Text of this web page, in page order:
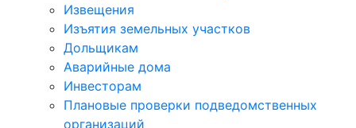
Извещения
Изъятия земельных участков
Дольщикам
Аварийные дома
Инвесторам
Плановые проверки подведомственных
организаций